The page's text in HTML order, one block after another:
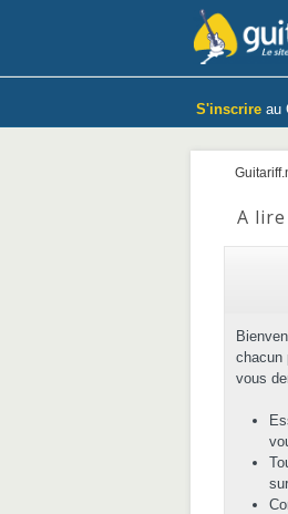
S'inscrire au
A
chacun
vous